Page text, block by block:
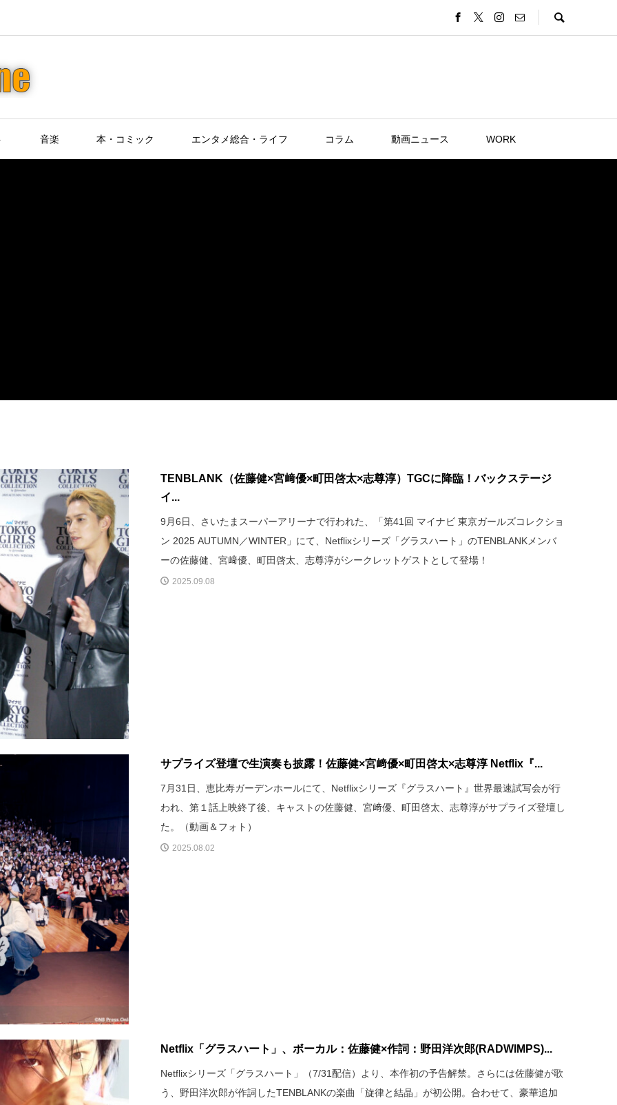
音楽 本・コミック エンタメ総合・ライフ コラム 動画ニュース WORK
TENBLANK（佐藤健×宮﨑優×町田啓太×志尊淳）TGCに降臨！バックステージ
イ...
9月6日、さいたまスーパーアリーナで行われた、「第41回 マイナビ 東京ガールズコレクショ
ン 2025 AUTUMN／WINTER」にて、Netflixシリーズ「グラスハート」のTENBLANKメンバ
ーの佐藤健、宮﨑優、町田啓太、志尊淳がシークレットゲストとして登場！
2025.09.08
サプライズ登壇で生演奏も披露！佐藤健×宮﨑優×町田啓太×志尊淳 Netflix『...
7月31日、恵比寿ガーデンホールにて、Netflixシリーズ『グラスハート』世界最速試写会が行
われ、第１話上映終了後、キャストの佐藤健、宮﨑優、町田啓太、志尊淳がサプライズ登壇し
た。（動画＆フォト）
2025.08.02
Netflix「グラスハート」、ボーカル：佐藤健×作詞：野田洋次郎(RADWIMPS)...
Netflixシリーズ「グラスハート」（7/31配信）より、本作初の予告解禁。さらには佐藤健が歌
う、野田洋次郎が作詞したTENBLANKの楽曲「旋律と結晶」が初公開。合わせて、豪華追加